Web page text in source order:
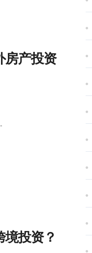
房产投资
境投资？